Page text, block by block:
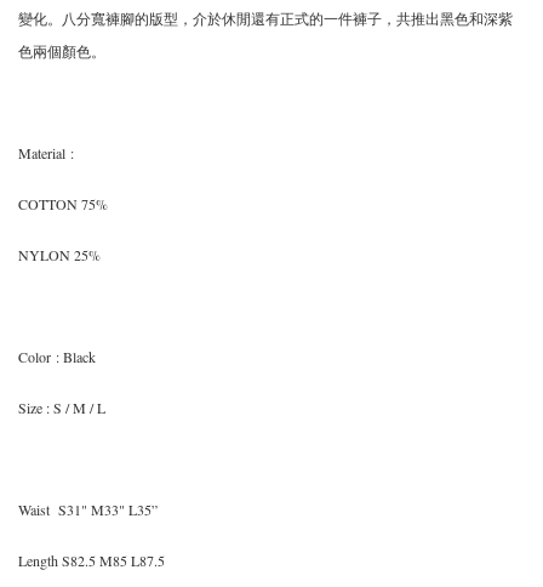
變化。八分寬褲腳的版型，介於休閒還有正式的一件褲子，共推出黑色和深紫
色兩個顏色。
Material :
COTTON 75%
NYLON 25%
Color : Black
Size : S / M / L
Waist S31" M33" L35”
Length S82.5 M85 L87.5